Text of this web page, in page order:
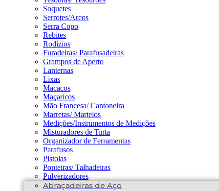
Soquetes
Serrotes/Arcos
Serra Copo
Rebites
Rodízios
Furadeiras/ Parafusadeiras
Grampos de Aperto
Lanternas
Lixas
Macacos
Maçaricos
Mão Francesa/ Cantoneira
Marretas/ Martelos
Medições/Instrumentos de Medições
Misturadores de Tinta
Organizador de Ferramentas
Parafusos
Pistolas
Ponteiras/ Talhadeiras
Pulverizadores
Abraçadeiras de Aço